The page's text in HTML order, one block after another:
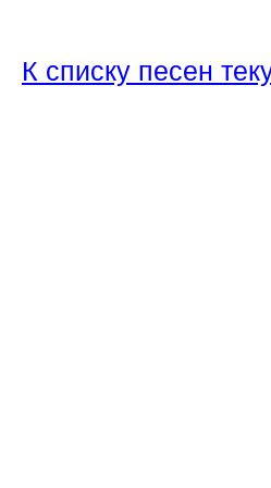
К списку песен